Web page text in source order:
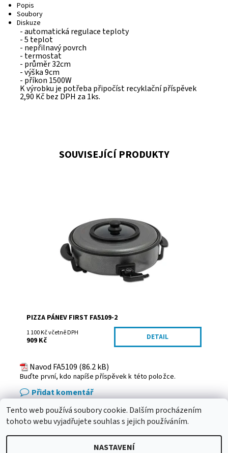
Popis
Soubory
Diskuze
- automatická regulace teploty
- 5 teplot
- nepřilnavý povrch
- termostat
- průměr 32cm
- výška 9cm
- příkon 1500W
K výrobku je potřeba připočíst recyklační příspěvek
2,90 Kč bez DPH za 1ks.
SOUVISEJÍCÍ PRODUKTY
FA5109-2
First Austria
PIZZA PÁNEV FIRST FA5109-2
1 100 Kč včetně DPH
909 Kč DETAIL
Navod FA5109 (86.2 kB)
Buďte první, kdo napíše příspěvek k této položce.
Přidat komentář
eshop - elektrodvorak.cz
Tento web používá soubory cookie. Dalším procházením
tohoto webu vyjadřujete souhlas s jejich používáním.
NASTAVENÍ